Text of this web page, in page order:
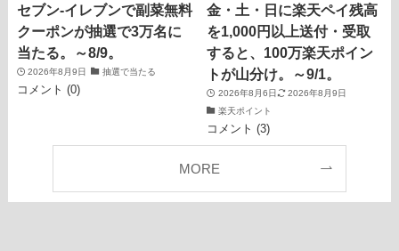
セブン‐イレブンで副菜無料
クーポンが抽選で3万名に
当たる。～8/9。
2026年8月9日 抽選で当たる
コメント (0)
金・土・日に楽天ペイ残高
を1,000円以上送付・受取
すると、100万楽天ポイン
トが山分け。～9/1。
2026年8月6日
2026年8月9日
楽天ポイント
コメント (3)
MORE